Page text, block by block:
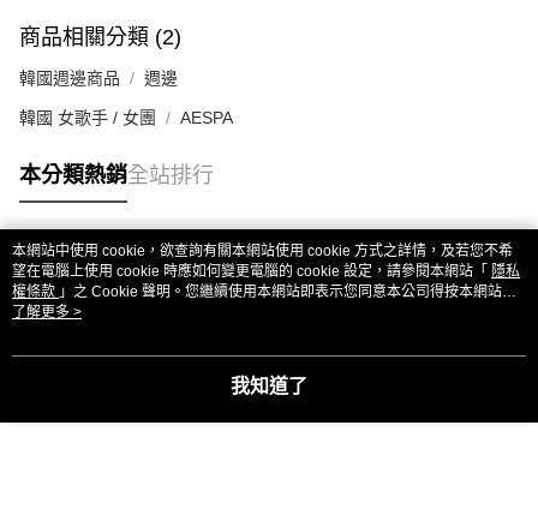
商品相關分類 (2)
韓國週邊商品 週邊
韓國 女歌手 / 女團 AESPA
本分類熱銷全站排行
熱門標籤
本網站中使用 cookie，欲查詢有關本網站使用 cookie 方式之詳情，及若您不希
望在電腦上使用 cookie 時應如何變更電腦的 cookie 設定，請參閱本網站「 隱私
權條款 」之 Cookie 聲明。您繼續使用本網站即表示您同意本公司得按本網站使
用條款之 Cookie 聲明使用 cookie。
了解更多 >
我知道了